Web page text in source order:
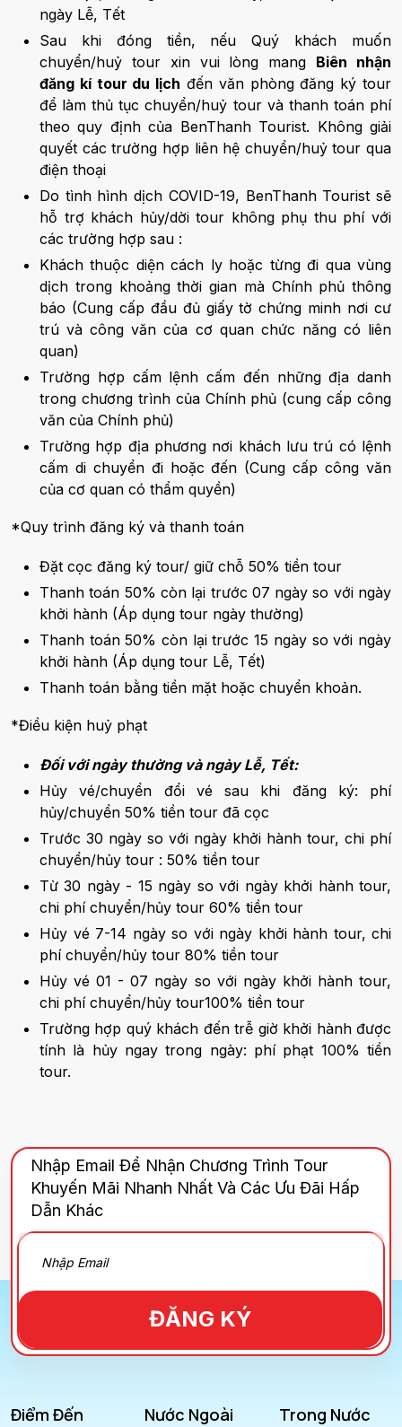
ngày Lễ, Tết
Sau khi đóng tiền, nếu Quý khách muốn
chuyển/huỷ tour xin vui lòng mang Biên nhận
đăng kí tour du lịch đến văn phòng đăng ký tour
để làm thủ tục chuyển/huỷ tour và thanh toán phí
theo quy định của BenThanh Tourist. Không giải
quyết các trường hợp liên hệ chuyển/huỷ tour qua
điện thoại
Do tình hình dịch COVID-19, BenThanh Tourist sẽ
hỗ trợ khách hủy/dời tour không phụ thu phí với
các trường hợp sau :
Khách thuộc diện cách ly hoặc từng đi qua vùng
dịch trong khoảng thời gian mà Chính phủ thông
báo (Cung cấp đầu đủ giấy tờ chứng minh nơi cư
trú và công văn của cơ quan chức năng có liên
quan)
Trường hợp cấm lệnh cấm đến những địa danh
trong chương trình của Chính phủ (cung cấp công
văn của Chính phủ)
Trường hợp địa phương nơi khách lưu trú có lệnh
cấm di chuyển đi hoặc đến (Cung cấp công văn
của cơ quan có thẩm quyền)
*Quy trình đăng ký và thanh toán
Đặt cọc đăng ký tour/ giữ chỗ 50% tiền tour
Thanh toán 50% còn lại trước 07 ngày so với ngày
khởi hành (Áp dụng tour ngày thường)
Thanh toán 50% còn lại trước 15 ngày so với ngày
khởi hành (Áp dụng tour Lễ, Tết)
Thanh toán bằng tiền mặt hoặc chuyển khoản.
*Điều kiện huỷ phạt
Đối với ngày thường và ngày Lễ, Tết:
Hủy vé/chuyển đổi vé sau khi đăng ký: phí
hủy/chuyển 50% tiền tour đã cọc
Trước 30 ngày so với ngày khởi hành tour, chi phí
chuyển/hủy tour : 50% tiền tour
Từ 30 ngày - 15 ngày so với ngày khởi hành tour,
chi phí chuyển/hủy tour 60% tiền tour
Hủy vé 7-14 ngày so với ngày khởi hành tour, chi
phí chuyển/hủy tour 80% tiền tour
Hủy vé 01 - 07 ngày so với ngày khởi hành tour,
chi phí chuyển/hủy tour100% tiền tour
Trường hợp quý khách đến trễ giờ khởi hành được
tính là hủy ngay trong ngày: phí phạt 100% tiền
tour.
Nhập Email Để Nhận Chương Trình Tour
Khuyến Mãi Nhanh Nhất Và Các Ưu Đãi Hấp
Dẫn Khác
ĐĂNG KÝ
Điểm Đến Nước Ngoài Trong Nước